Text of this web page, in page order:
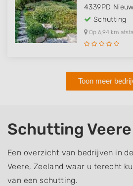
4339PD
Schutting
Op 6,94 km
Toon meer
Schutting Veere
Een overzicht van bedrijven in
Veere, Zeeland waar u terecht
van een schutting.